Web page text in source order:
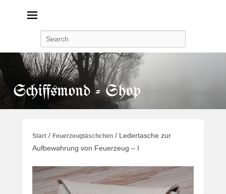
Start / Feuerzeugtäschchen / Ledertasche zur
Aufbewahrung von Feuerzeug – I